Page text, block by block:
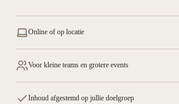
Online of op locatie
Voor kleine teams en grotere events
Inhoud afgestemd op jullie doelgroep